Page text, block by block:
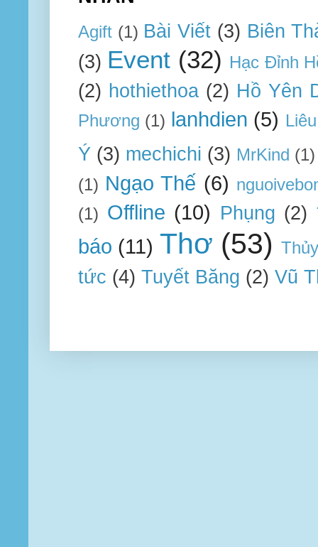
Agift (1) Bài Viết (3) Biên
(3) Event (32) Hạc Đỉnh
(2) hothiethoa (2) Hồ Yên
Phương (1) lanhdien (5)
Ý (3) mechichi (3) MrKind (1)
(1) Ngạo Thế (6)
(1) Offline (10) Phụng (2)
báo (11) Thơ (53)
tức (4) Tuyết Băng (2) Vũ